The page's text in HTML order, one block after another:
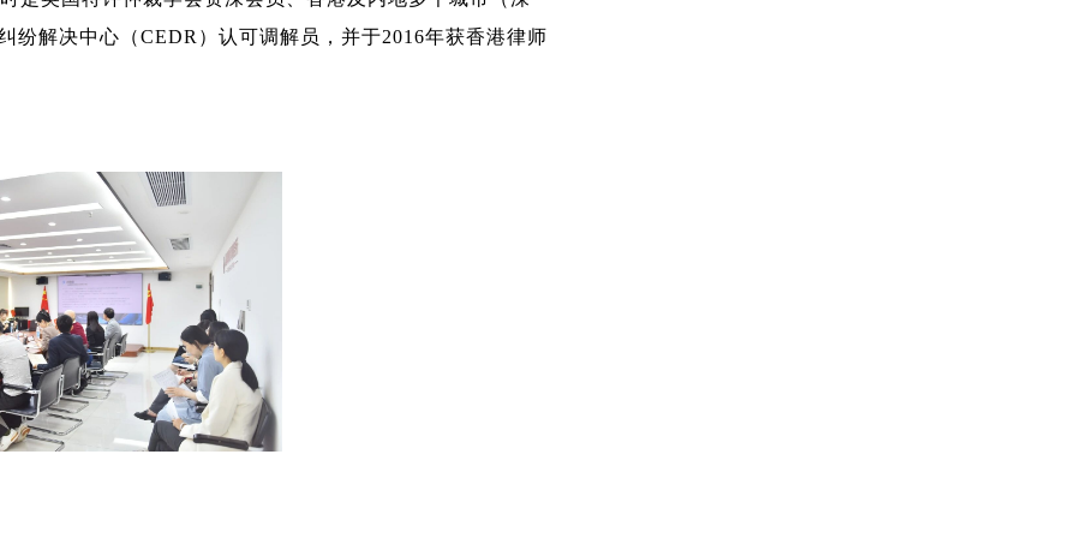
纷解决中心（CEDR）认可调解员，并于2016年获香港律师